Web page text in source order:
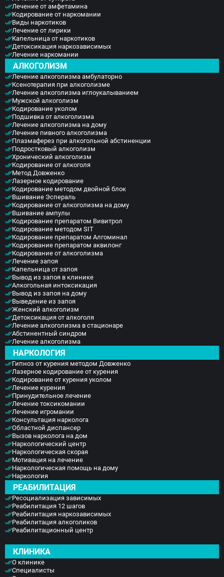
избавления от этой зависимости. Если вы решили
выбрать наш центр, звоните по телефонам
указанным на сайте, специалисты горячей линии
всегда на связи, ответят на любые вопросы.
Люди с активным образом жизни, где требуется
много энергии и сил употребляют энергетические
напитки, кофе, крепкие чаи, аптечные
стимуляторы, которые также постепенно приводят
к привыканию. Причем заболевание от таких
веществ выявляется, как правило, на уже
запущенных стадиях. К лекарствам с
психоактивным действием, но не относящимся к
наркотическим средствам прибегают наркоманы,
алкоголики, с помощью препаратов они снижают
дозу веществ, к которым у них уже есть стойкая
зависимость, это называется полинаркомания или
политоксикомания.
Лечение от амфетамина
Кодирование от наркомании
Виды наркотиков
Лечение от лирики
Капельница от наркотиков
Детоксикация наркозависимых
Лечение наркомании
АЛКОГОЛИЗМ
Лечение алкоголизма амбулаторно
Ксенотерапия при алкоголизме
Лечение алкоголизма иглоукалыванием
Мужской алкоголизм
Кодирование уколом
Подшивка от алкоголизма
Лечение алкоголизма на дому
Лечение пивного алкоголизма
Плазмаферез при алкогольной абстиненции
Подростковый алкоголизм
Хронический алкоголизм
Кодирование от алкоголя
Метод Довженко
Лазерное кодирование
Кодирование методом двойной блок
Вшивание Эспераль
Кодирование от алкоголизма на дому
Вшивание ампулы
Кодирование препаратом Вивитрол
Кодирование методом SIT
Кодирование препаратом Алгоминал
Кодирование препаратом аквилонг
Кодирование от алкоголизма
Лечение запоя
Капельница от запоя
Вывод из запоя в клинике
Алкогольная интоксикация
Вывод из запоя на дому
Выведение из запоя
Женский алкоголизм
Детоксикация от алкоголя
Лечение алкоголизма в стационаре
Абстинентный синдром
Лечение алкоголизма
НАРКОЛОГИЯ
Гипноз от курения методом Довженко
Лазерное кодирование от курения
Кодирование от курения уколом
Лечение курения
Принудительное лечение
Лечение токсикомании
Лечение игромании
Консультация нарколога
Областной диспансер
Вызов нарколога на дом
Наркологический центр
Наркологическая скорая
Мотивация на лечение
Наркологическая помощь на дому
Наркология
РЕАБИЛИТАЦИЯ
Ресоциализация зависимых
Реабилитация 12 шагов
Реабилитация наркозависимых
Реабилитация алкоголиков
Реабилитационный центр
КЛИНИКА
О клинике
Специалисты